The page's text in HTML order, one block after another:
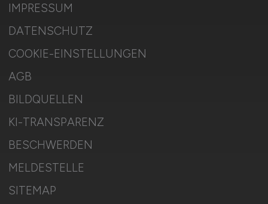
IMPRESSUM
DATENSCHUTZ
COOKIE-EINSTELLUNGEN
AGB
BILDQUELLEN
KI-TRANSPARENZ
BESCHWERDEN
MELDESTELLE
SITEMAP